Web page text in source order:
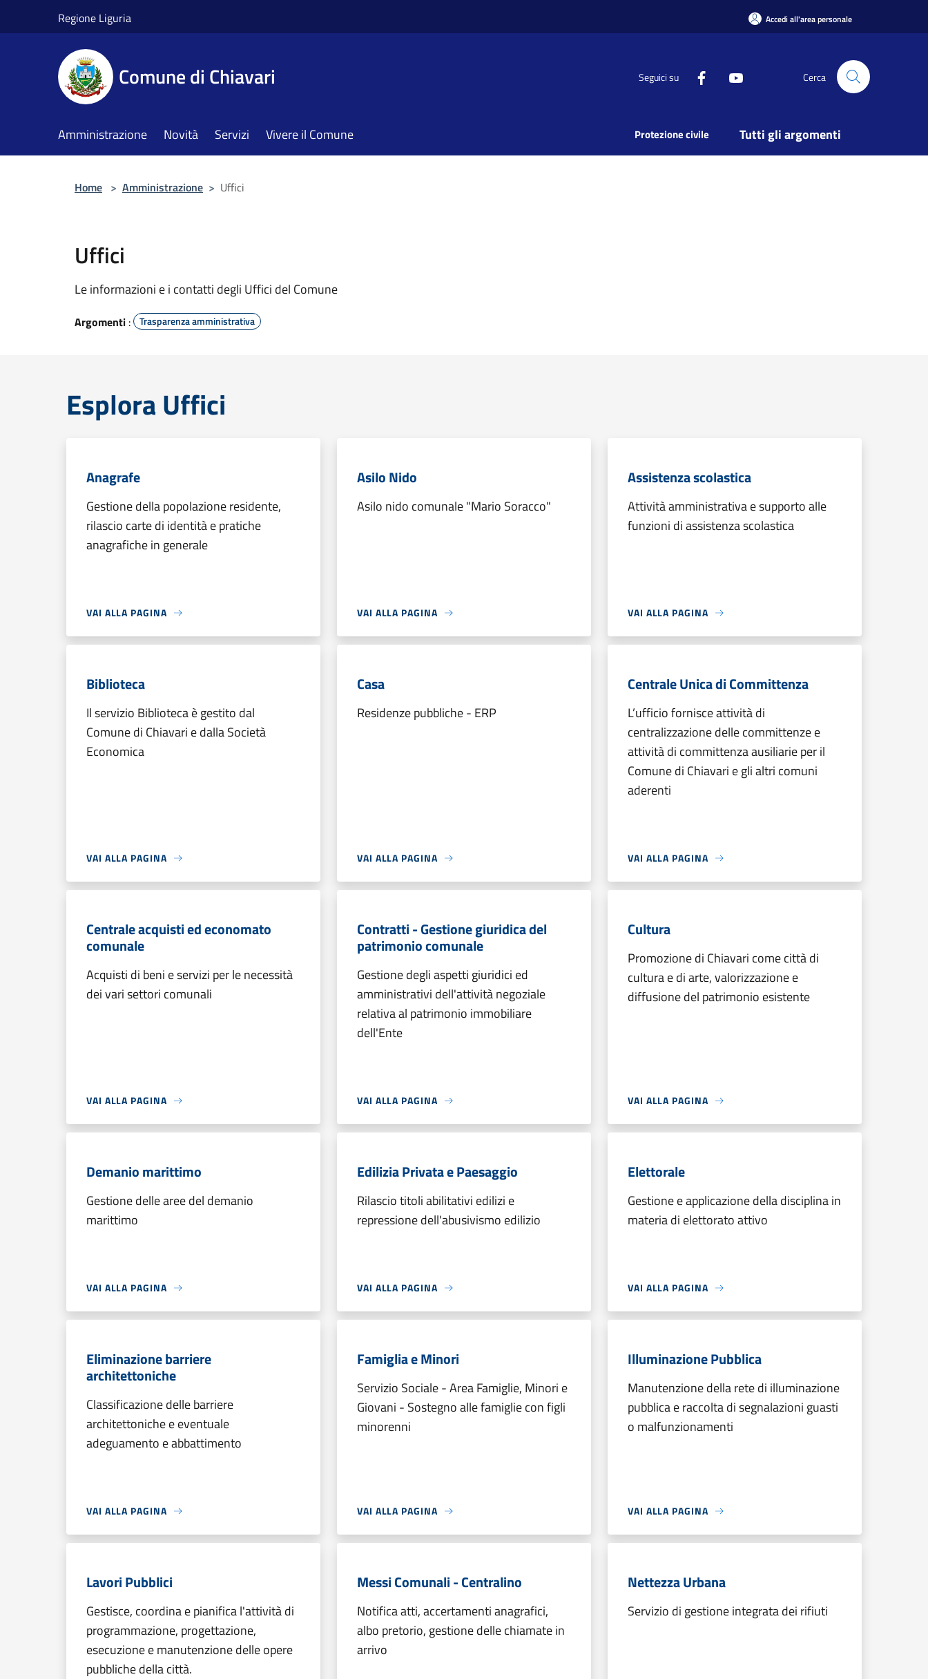
Regione Liguria Accedi all'area personale
Comune di Chiavari Seguici su Cerca
Amministrazione Novità Servizi Vivere il Comune Protezione civile Tutti gli argomenti
Home > Amministrazione > Uffici
Uffici
Le informazioni e i contatti degli Uffici del Comune
Argomenti : Trasparenza amministrativa
Esplora Uffici
Anagrafe
Gestione della popolazione residente,
rilascio carte di identità e pratiche
anagrafiche in generale
VAI ALLA PAGINA
Asilo Nido
Asilo nido comunale "Mario Soracco"
VAI ALLA PAGINA
Assistenza scolastica
Attività amministrativa e supporto alle
funzioni di assistenza scolastica
VAI ALLA PAGINA
Biblioteca
Il servizio Biblioteca è gestito dal
Comune di Chiavari e dalla Società
Economica
VAI ALLA PAGINA
Casa
Residenze pubbliche - ERP
VAI ALLA PAGINA
Centrale Unica di Committenza
L’ufficio fornisce attività di
centralizzazione delle committenze e
attività di committenza ausiliarie per il
Comune di Chiavari e gli altri comuni
aderenti
VAI ALLA PAGINA
Centrale acquisti ed economato
comunale
Acquisti di beni e servizi per le necessità
dei vari settori comunali
VAI ALLA PAGINA
Contratti - Gestione giuridica del
patrimonio comunale
Gestione degli aspetti giuridici ed
amministrativi dell'attività negoziale
relativa al patrimonio immobiliare
dell'Ente
VAI ALLA PAGINA
Cultura
Promozione di Chiavari come città di
cultura e di arte, valorizzazione e
diffusione del patrimonio esistente
VAI ALLA PAGINA
Demanio marittimo
Gestione delle aree del demanio
marittimo
VAI ALLA PAGINA
Edilizia Privata e Paesaggio
Rilascio titoli abilitativi edilizi e
repressione dell'abusivismo edilizio
VAI ALLA PAGINA
Elettorale
Gestione e applicazione della disciplina in
materia di elettorato attivo
VAI ALLA PAGINA
Eliminazione barriere
architettoniche
Classificazione delle barriere
architettoniche e eventuale
adeguamento e abbattimento
VAI ALLA PAGINA
Famiglia e Minori
Servizio Sociale - Area Famiglie, Minori e
Giovani - Sostegno alle famiglie con figli
minorenni
VAI ALLA PAGINA
Illuminazione Pubblica
Manutenzione della rete di illuminazione
pubblica e raccolta di segnalazioni guasti
o malfunzionamenti
VAI ALLA PAGINA
Lavori Pubblici
Gestisce, coordina e pianifica l'attività di
programmazione, progettazione,
esecuzione e manutenzione delle opere
pubbliche della città.
Messi Comunali - Centralino
Notifica atti, accertamenti anagrafici,
albo pretorio, gestione delle chiamate in
arrivo
Nettezza Urbana
Servizio di gestione integrata dei rifiuti